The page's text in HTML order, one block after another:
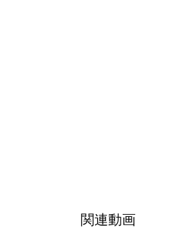
関連動画